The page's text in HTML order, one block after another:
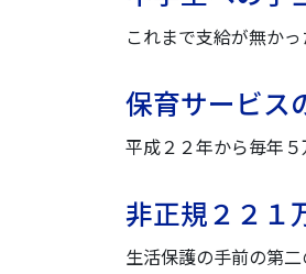
これまで支給が無か
保育サービス
平成２２年から毎年
非正規２２１
生活保護の手前の第